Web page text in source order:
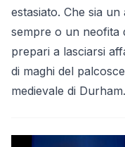
estasiato. Che sia
sempre o un neofita
prepari a lasciarsi
di maghi del
medievale di Durham.